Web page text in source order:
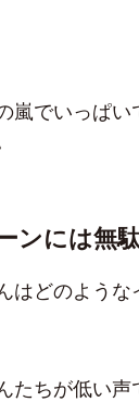
嵐でいっぱ
ンには無
はどのような
たちが低い声